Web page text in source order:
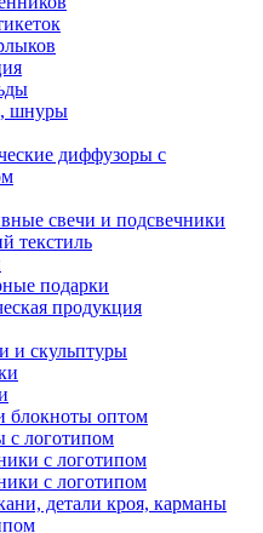
шнуры
диффузоры с
свечи и подсвечники
текстиль
подарки
продукция
и скульптуры
блокноты оптом
с логотипом
с логотипом
с логотипом
детали кроя, карманы